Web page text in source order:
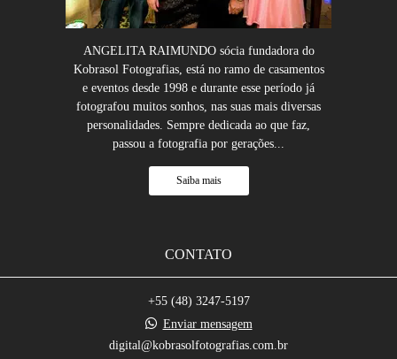
ANGELITA RAIMUNDO sócia fundadora do
Kobrasol Fotografias, está no ramo de casamentos
e eventos desde 1998 e durante esse período já
fotografou muitos sonhos, nas suas mais diversas
personalidades. Sempre dedicada ao que faz,
passou a fotografia por gerações...
Saiba mais
CONTATO
+55 (48) 3247-5197
Enviar mensagem
digital@kobrasolfotografias.com.br